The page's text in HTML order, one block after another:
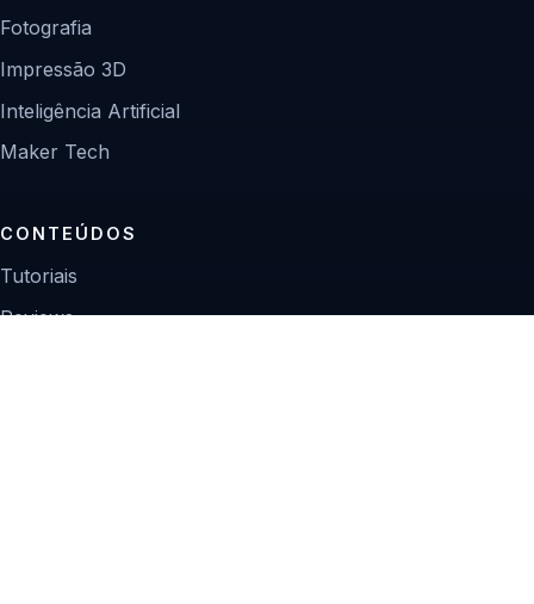
Fotografia
Impressão 3D
Inteligência Artificial
Maker Tech
CONTEÚDOS
Tutoriais
Reviews